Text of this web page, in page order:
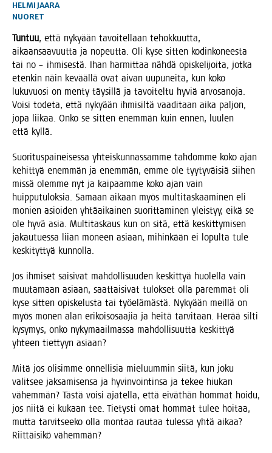
HELMI JAARA
NUORET
Tun­tuu, että nyky­ään tavoi­tel­laan tehok­kuut­ta,
aikaan­saa­vuut­ta ja nopeut­ta. Oli kyse sit­ten kodin­ko­nees­ta
tai no – ihmi­ses­tä. Ihan har­mit­taa näh­dä opis­ke­li­joi­ta, jot­ka
eten­kin näin kevääl­lä ovat aivan uupu­nei­ta, kun koko
luku­vuo­si on men­ty täy­sil­lä ja tavoi­tel­tu hyviä arvo­sa­no­ja.
Voi­si tode­ta, että nyky­ään ihmi­sil­tä vaa­di­taan aika pal­jon,
jopa lii­kaa. Onko se sit­ten enem­män kuin ennen, luu­len
että kyllä.
Suo­ri­tus­pai­nei­ses­sa yhteis­kun­nas­sam­me tah­dom­me koko ajan
kehit­tyä enem­män ja enem­män, emme ole tyy­ty­väi­siä sii­hen
mis­sä olem­me nyt ja kai­paam­me koko ajan vain
huip­pu­tu­lok­sia. Samaan aikaan myös mul­ti­tas­kaa­mi­nen eli
monien asioi­den yhtä­ai­kai­nen suo­rit­ta­mi­nen yleis­tyy, eikä se
ole hyvä asia. Mul­ti­tas­kaus kun on sitä, että kes­kit­ty­mi­sen
jakau­tues­sa lii­an moneen asi­aan, mihin­kään ei lopul­ta tule
kes­ki­tyt­tyä kunnolla.
Jos ihmi­set sai­si­vat mah­dol­li­suu­den kes­kit­tyä huo­lel­la vain
muu­ta­maan asi­aan, saat­tai­si­vat tulok­set olla parem­mat oli
kyse sit­ten opis­ke­lus­ta tai työ­elä­mäs­tä. Nyky­ään meil­lä on
myös monen alan eri­kois­osaa­jia ja hei­tä tar­vi­taan. Herää sil­ti
kysy­mys, onko nyky­maa­il­mas­sa mah­dol­li­suut­ta kes­kit­tyä
yhteen tiet­tyyn asiaan?
Mitä jos oli­sim­me onnel­li­sia mie­luum­min sii­tä, kun joku
valit­see jak­sa­mi­sen­sa ja hyvin­voin­tin­sa ja tekee hiu­kan
vähem­män? Täs­tä voi­si aja­tel­la, että eivät­hän hom­mat hoi­du,
jos nii­tä ei kukaan tee. Tie­tys­ti omat hom­mat tulee hoi­taa,
mut­ta tar­vit­see­ko olla mon­taa rau­taa tules­sa yhtä aikaa?
Riit­täi­si­kö vähemmän?